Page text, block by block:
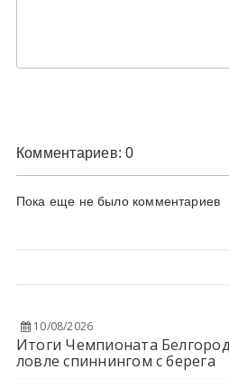
Комментариев: 0
Пока еще не было комментариев
10/08/2026
Итоги Чемпионата
ловле спиннингом с берега